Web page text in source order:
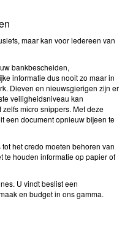
maar kan voor iedereen van
bankbescheiden,
informatie dus nooit zo maar in
Dieven en nieuwsgierigen zijn er
veiligheidsniveau kan
micro snippers. Met deze
een document opnieuw bijeen te
het credo moeten behoren van
te houden informatie op papier of
U vindt beslist een
en budget in ons gamma.